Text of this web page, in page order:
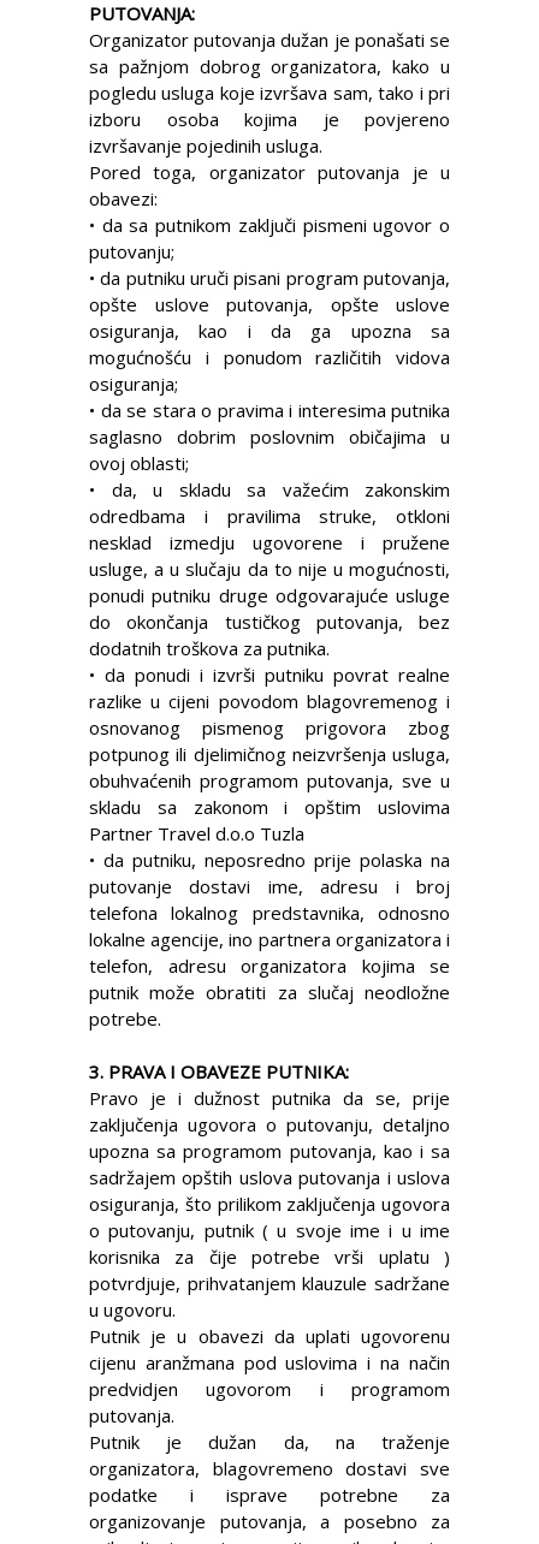
PUTOVANJA:
Organizator putovanja dužan je ponašati se
sa pažnjom dobrog organizatora, kako u
pogledu usluga koje izvršava sam, tako i pri
izboru osoba kojima je povjereno
izvršavanje pojedinih usluga.
Pored toga, organizator putovanja je u
obavezi:
• da sa putnikom zaključi pismeni ugovor o
putovanju;
• da putniku uruči pisani program putovanja,
opšte uslove putovanja, opšte uslove
osiguranja, kao i da ga upozna sa
mogućnošću i ponudom različitih vidova
osiguranja;
• da se stara o pravima i interesima putnika
saglasno dobrim poslovnim običajima u
ovoj oblasti;
• da, u skladu sa važećim zakonskim
odredbama i pravilima struke, otkloni
nesklad izmedju ugovorene i pružene
usluge, a u slučaju da to nije u mogućnosti,
ponudi putniku druge odgovarajuće usluge
do okončanja tustičkog putovanja, bez
dodatnih troškova za putnika.
• da ponudi i izvrši putniku povrat realne
razlike u cijeni povodom blagovremenog i
osnovanog pismenog prigovora zbog
potpunog ili djelimičnog neizvršenja usluga,
obuhvaćenih programom putovanja, sve u
skladu sa zakonom i opštim uslovima
Partner Travel d.o.o Tuzla
• da putniku, neposredno prije polaska na
putovanje dostavi ime, adresu i broj
telefona lokalnog predstavnika, odnosno
lokalne agencije, ino partnera organizatora i
telefon, adresu organizatora kojima se
putnik može obratiti za slučaj neodložne
potrebe.
3. PRAVA I OBAVEZE PUTNIKA:
Pravo je i dužnost putnika da se, prije
zaključenja ugovora o putovanju, detaljno
upozna sa programom putovanja, kao i sa
sadržajem opštih uslova putovanja i uslova
osiguranja, što prilikom zaključenja ugovora
o putovanju, putnik ( u svoje ime i u ime
korisnika za čije potrebe vrši uplatu )
potvrdjuje, prihvatanjem klauzule sadržane
u ugovoru.
Putnik je u obavezi da uplati ugovorenu
cijenu aranžmana pod uslovima i na način
predvidjen ugovorom i programom
putovanja.
Putnik je dužan da, na traženje
organizatora, blagovremeno dostavi sve
podatke i isprave potrebne za
organizovanje putovanja, a posebno za